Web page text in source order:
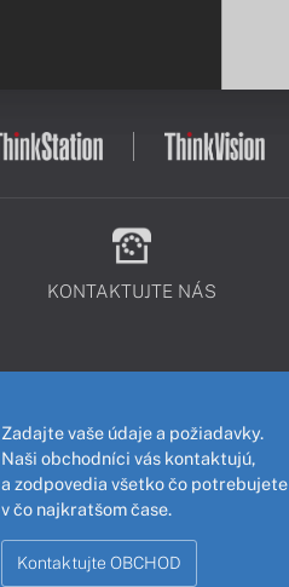
KONTAKTUJTE NÁS
Zadajte vaše údaje a požiadavky.
Naši obchodníci vás kontaktujú,
a zodpovedia všetko čo potrebujete
v čo najkratšom čase.
Kontaktujte OBCHOD